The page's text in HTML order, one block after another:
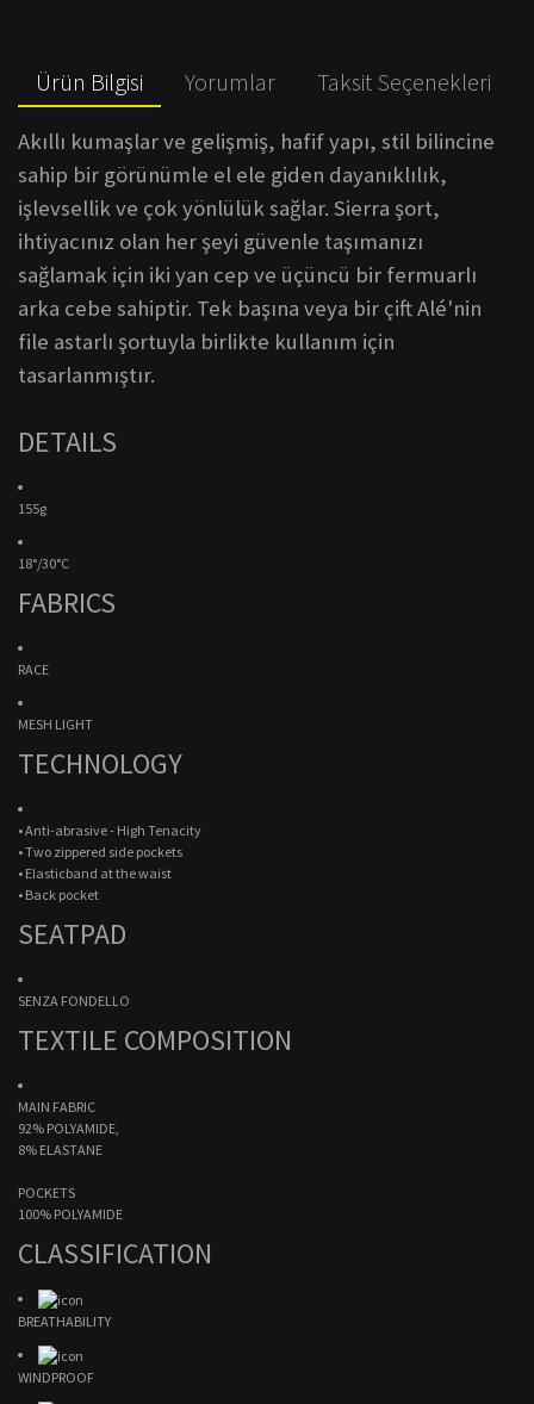
Ürün Bilgisi Yorumlar Taksit Seçenekleri
Akıllı kumaşlar ve gelişmiş, hafif yapı, stil bilincine
sahip bir görünümle el ele giden dayanıklılık,
işlevsellik ve çok yönlülük sağlar. Sierra şort,
ihtiyacınız olan her şeyi güvenle taşımanızı
sağlamak için iki yan cep ve üçüncü bir fermuarlı
arka cebe sahiptir. Tek başına veya bir çift Alé'nin
file astarlı şortuyla birlikte kullanım için
tasarlanmıştır.
DETAILS
155g
18°/30°C
FABRICS
RACE
MESH LIGHT
TECHNOLOGY
• Anti-abrasive - High Tenacity
• Two zippered side pockets
• Elasticband at the waist
• Back pocket
SEATPAD
SENZA FONDELLO
TEXTILE COMPOSITION
MAIN FABRIC
92% POLYAMIDE,
8% ELASTANE
POCKETS
100% POLYAMIDE
CLASSIFICATION
BREATHABILITY
WINDPROOF